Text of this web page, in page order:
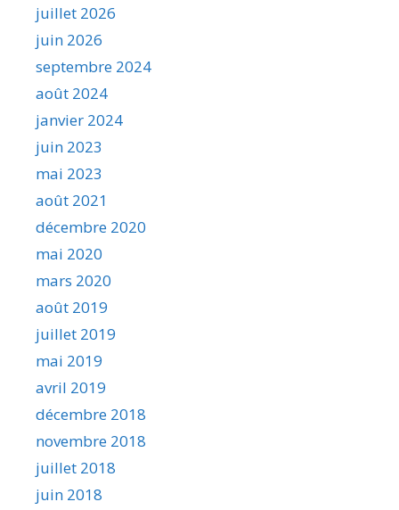
juillet 2026
juin 2026
septembre 2024
août 2024
janvier 2024
juin 2023
mai 2023
août 2021
décembre 2020
mai 2020
mars 2020
août 2019
juillet 2019
mai 2019
avril 2019
décembre 2018
novembre 2018
juillet 2018
juin 2018